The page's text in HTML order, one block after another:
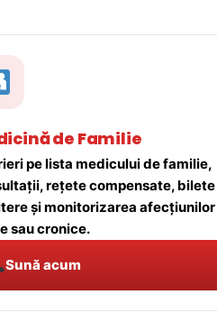
de Familie
pe lista medicului de familie,
rețete compensate,
și monitorizarea afecțiunilor
sau cronice.
Sună acum